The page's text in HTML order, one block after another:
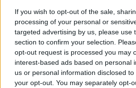
If you wish to opt-out of the sale,
processing of your personal or
targeted advertising by us, please use
section to confirm your selection.
opt-out request is processed you may
interest-based ads based on personal
us or personal information disclosed
your opt-out. You may separately opt-
Ακολουθήστε τοnotospress.gr
μάθετε πρώτοιόλες τις ειδήσεις
TAGS: ΠΑΤΡΑ
ΜΑΝΟΣ